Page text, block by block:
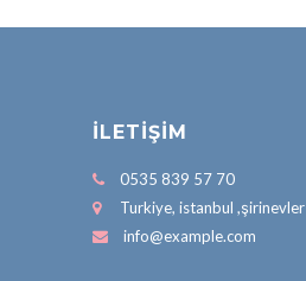
İLETIŞIM
0535 839 57 70
Turkiye, istanbul ,şirinevler
info@example.com